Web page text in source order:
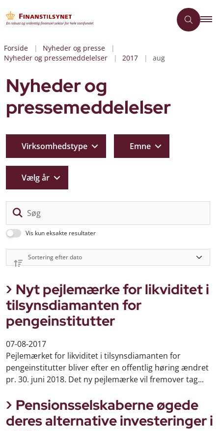
Forside
Nyheder og presse
Nyheder og pressemeddelelser
2017 aug
Nyheder og
pressemeddelelser
Vis kun eksakte resultater
Virksomhedstype Emne
Vælg år
Nyt pejlemærke for likviditet i
tilsynsdiamanten for
pengeinstitutter
07-08-2017
Pejlemærket for likviditet i tilsynsdiamanten for
pengeinstitutter bliver efter en offentlig høring ændret
pr. 30. juni 2018. Det ny pejlemærke vil fremover tag...
Pensionsselskaberne øgede
deres alternative investeringer i